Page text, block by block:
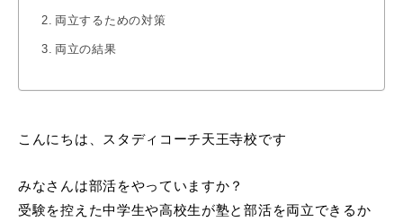
両立するための対策
両立の結果
こんにちは、スタディコーチ天王寺校です
みなさんは部活をやっていますか？
受験を控えた中学生や高校生が塾と部活を両立できるか